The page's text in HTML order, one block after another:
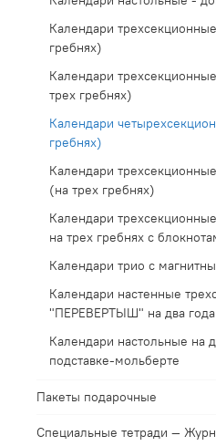
Календари
гребнях)
Календари
трех гребнях)
Календари
гребнях)
Календари
(на трех гребнях)
Календари
на трех гребнях с
Календари трио с
Календари настенные
"ПЕРЕВЕРТЫШ" на два года
Календари настольные на
подставке-мольберте
Пакеты подарочные
Специальные тетради —